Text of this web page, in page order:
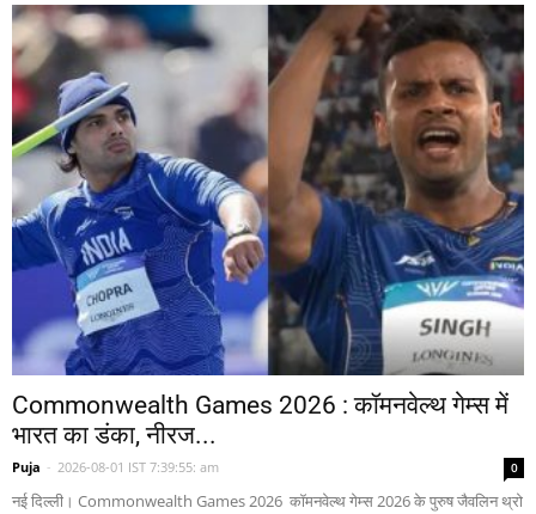
Commonwealth Games 2026 : कॉमनवेल्थ गेम्स में
भारत का डंका, नीरज...
Puja - 2026-08-01 IST 7:39:55: am 0
नई दिल्ली। Commonwealth Games 2026 कॉमनवेल्थ गेम्स 2026 के पुरुष जैवलिन थ्रो